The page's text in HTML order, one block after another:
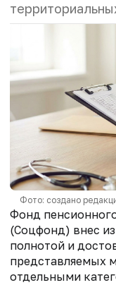
Фото: создано
Фонд
(Соцфонд) внес
полнотой и
представляемых
отдельными